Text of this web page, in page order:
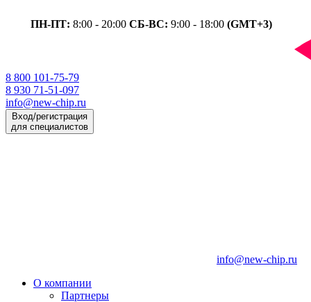
ПН-ПТ: 8:00 - 20:00 СБ-ВС: 9:00 - 18:00 (GMT+3)
8 800 101-75-79
8 930 71-51-097
info@new-chip.ru
Вход/регистрация
для специалистов
info@new-chip.ru
О компании
Партнеры